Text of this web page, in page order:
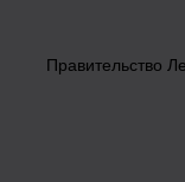
Правительство